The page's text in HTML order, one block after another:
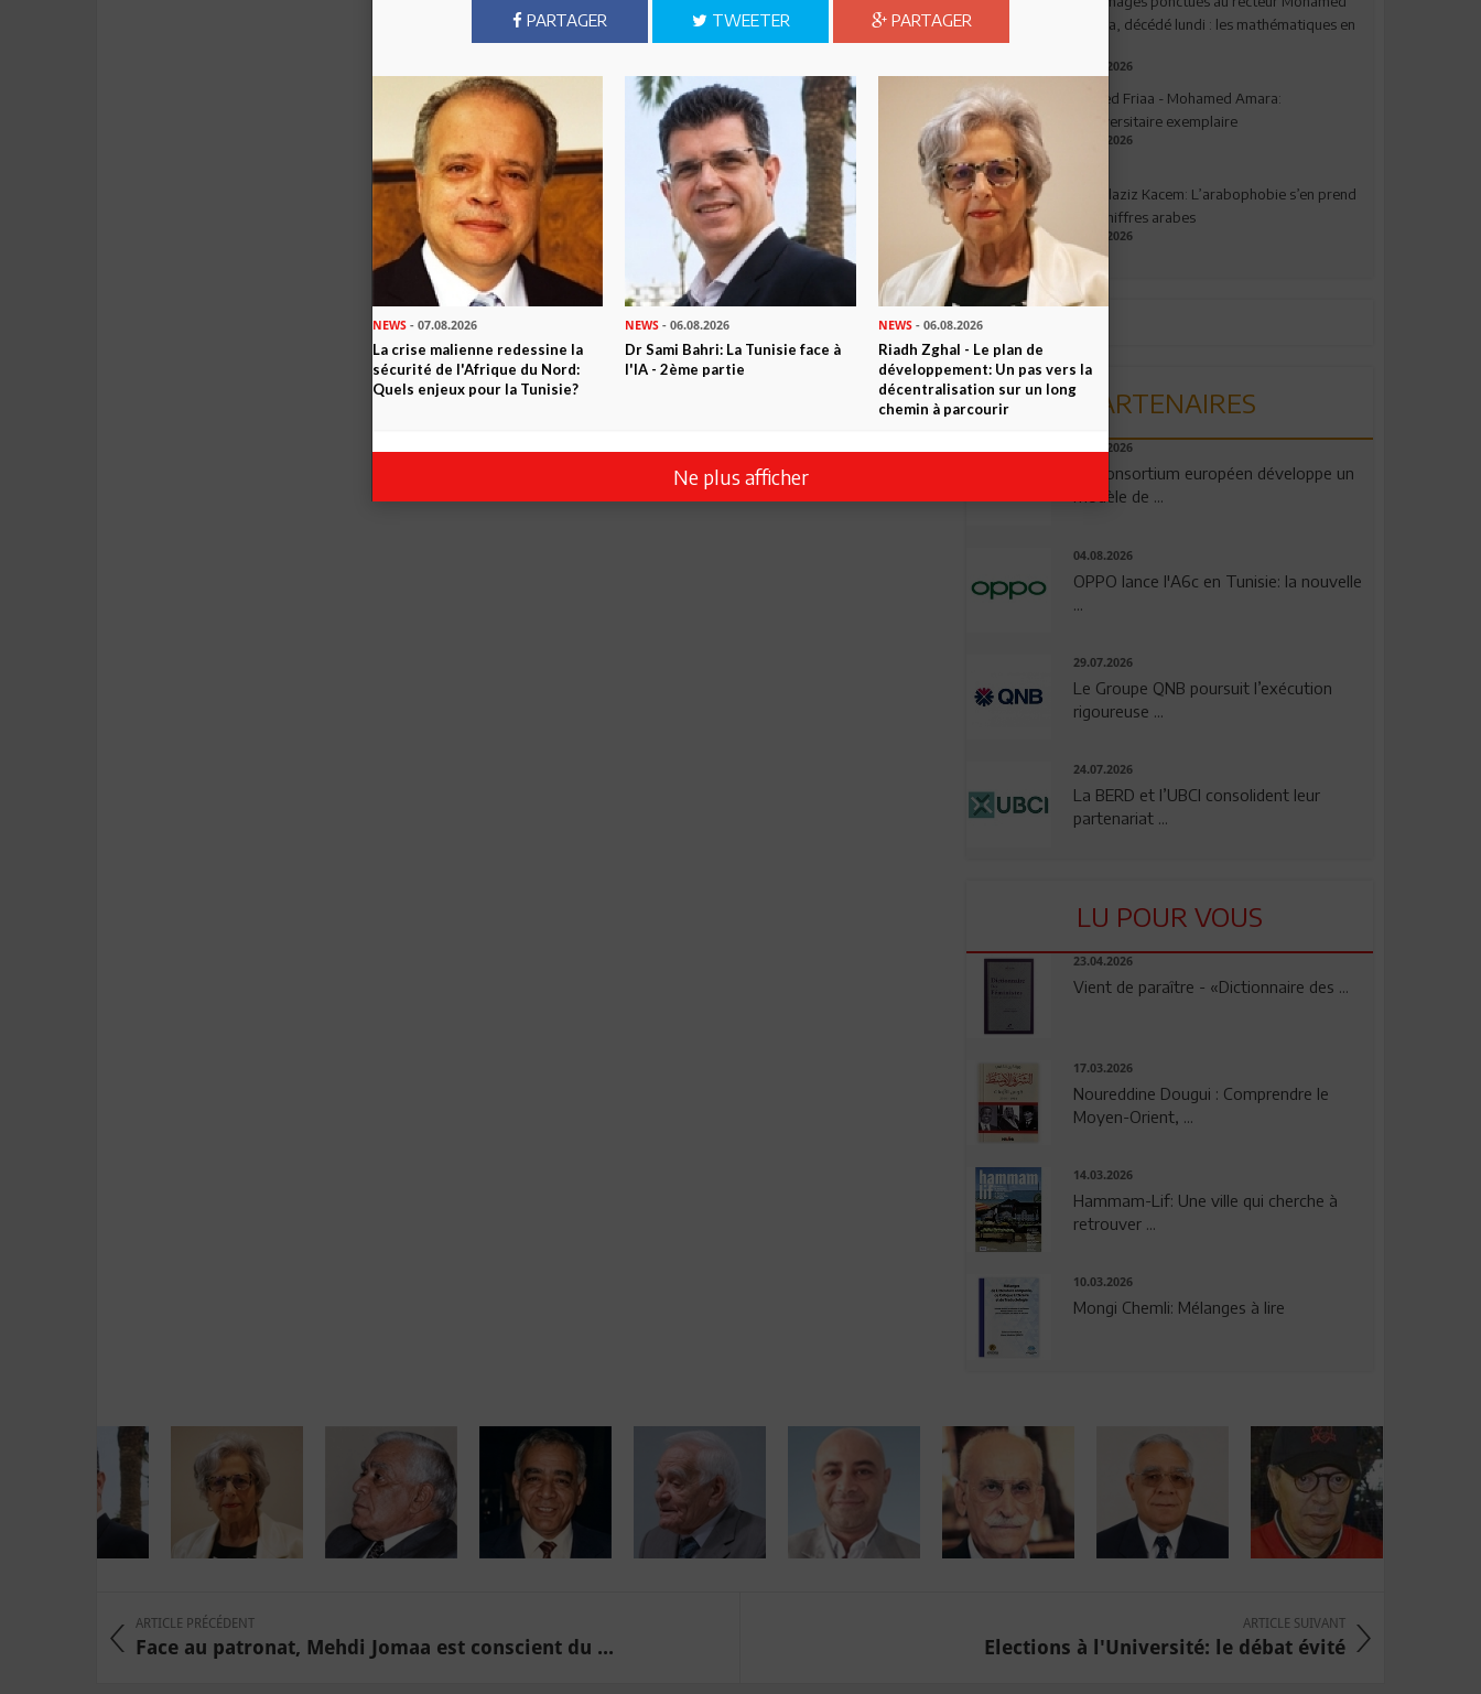
Amara, décédé lundi : les mathématiques en
03.08.2026
Ahmed Friaa - Mohamed Amara:
l’Universitaire exemplaire
04.08.2026
Abdelaziz Kacem: L’arabophobie s’en prend
aux chiffres arabes
09.07.2026
PARTENAIRES
06.08.2026
Un consortium européen développe un
modèle de ...
04.08.2026
OPPO lance l'A6c en Tunisie: la nouvelle
29.07.2026
Le Groupe QNB poursuit l’exécution
rigoureuse ...
24.07.2026
La BERD et l’UBCI consolident leur
partenariat ...
LU POUR VOUS
23.04.2026
Vient de paraître - «Dictionnaire des ...
17.03.2026
Noureddine Dougui : Comprendre le
Moyen-Orient, ...
14.03.2026
Hammam-Lif: Une ville qui cherche à
retrouver ...
10.03.2026
Mongi Chemli: Mélanges à lire
ARTICLE PRÉCÉDENT
Face au patronat, Mehdi Jomaa est conscient du ...
ARTICLE SUIVANT
Elections à l'Université: le débat évité
PARTAGER TWEETER PARTAGER
NEWS - 07.08.2026
La crise malienne redessine la
sécurité de l'Afrique du Nord:
Quels enjeux pour la Tunisie?
NEWS - 06.08.2026
Dr Sami Bahri: La Tunisie face à
l'IA - 2ème partie
NEWS- 06.08.2026
Riadh Zghal - Le plan de
développement: Un pas vers la
décentralisation sur un long
chemin à parcourir
Ne plus afficher